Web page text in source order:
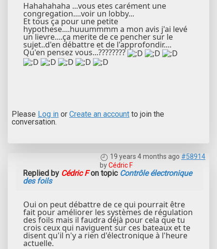
Hahahahaha ...vous etes carément une
congregation....voir un lobby...
Et tous ça pour une petite
hypothese....huuummmm a mon avis j'ai levé
un lievre....ça merite de ce pencher sur le
sujet..d'en débattre et de l'approfondir....
Qu'en pensez vous...????????
Please Log in or Create an account to join the
conversation.
19 years 4 months ago #58914
byCédric F
Replied by Cédric Fon topic Contrôle électronique
des foils
Oui on peut débattre de ce qui pourrait être
fait pour améliorer les systèmes de régulation
des foils mais il faudra déjà pour cela que tu
crois ceux qui naviguent sur ces bateaux et te
disent qu'il n'y a rien d'électronique à l'heure
actuelle.